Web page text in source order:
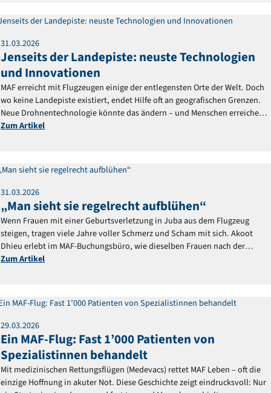
31.03.2026
Jenseits der Landepiste: neuste Technologien
und Innovationen
MAF erreicht mit Flugzeugen einige der entlegensten Orte der Welt. Doch
wo keine Landepiste existiert, endet Hilfe oft an geografischen Grenzen.
Neue Drohnentechnologie könnte das ändern – und Menschen erreichen,
die bisher abgeschnitten blieben.
Zum Artikel
31.03.2026
„Man sieht sie regelrecht aufblühen“
Wenn Frauen mit einer Geburtsverletzung in Juba aus dem Flugzeug
steigen, tragen viele Jahre voller Schmerz und Scham mit sich. Akoot
Dhieu erlebt im MAF-Buchungsbüro, wie dieselben Frauen nach der
Behandlung verändert zurückkehren.
Zum Artikel
29.03.2026
Ein MAF-Flug: Fast 1’000 Patienten von
Spezialistinnen behandelt
Mit medizinischen Rettungsflügen (Medevacs) rettet MAF Leben – oft die
einzige Hoffnung in akuter Not. Diese Geschichte zeigt eindrucksvoll: Nur